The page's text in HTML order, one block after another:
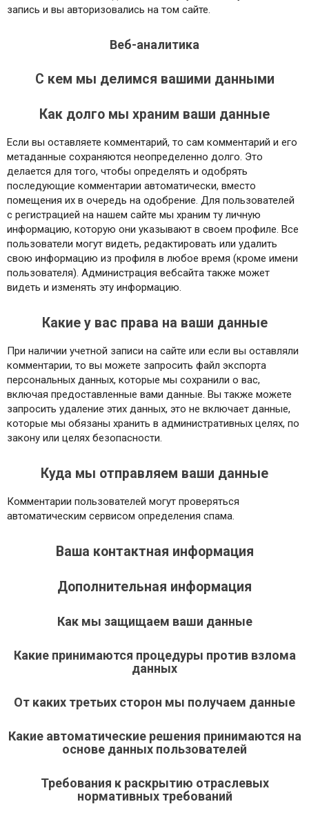
запись и вы авторизовались на том сайте.
Веб-аналитика
С кем мы делимся вашими данными
Как долго мы храним ваши данные
Если вы оставляете комментарий, то сам комментарий и его
метаданные сохраняются неопределенно долго. Это
делается для того, чтобы определять и одобрять
последующие комментарии автоматически, вместо
помещения их в очередь на одобрение. Для пользователей
с регистрацией на нашем сайте мы храним ту личную
информацию, которую они указывают в своем профиле. Все
пользователи могут видеть, редактировать или удалить
свою информацию из профиля в любое время (кроме имени
пользователя). Администрация вебсайта также может
видеть и изменять эту информацию.
Какие у вас права на ваши данные
При наличии учетной записи на сайте или если вы оставляли
комментарии, то вы можете запросить файл экспорта
персональных данных, которые мы сохранили о вас,
включая предоставленные вами данные. Вы также можете
запросить удаление этих данных, это не включает данные,
которые мы обязаны хранить в административных целях, по
закону или целях безопасности.
Куда мы отправляем ваши данные
Комментарии пользователей могут проверяться
автоматическим сервисом определения спама.
Ваша контактная информация
Дополнительная информация
Как мы защищаем ваши данные
Какие принимаются процедуры против взлома
данных
От каких третьих сторон мы получаем данные
Какие автоматические решения принимаются на
основе данных пользователей
Требования к раскрытию отраслевых
нормативных требований